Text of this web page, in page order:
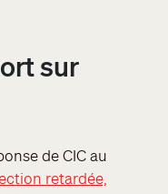
sur
de CIC au
retardée,